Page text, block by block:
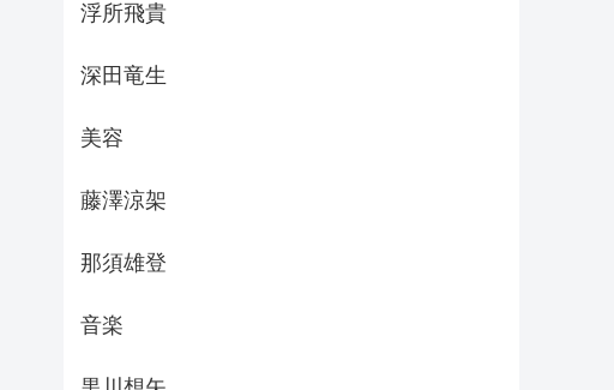
浮所飛貴
深田竜生
美容
藤澤涼架
那須雄登
音楽